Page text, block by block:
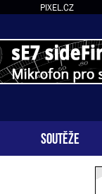
PIXEL.CZ
SOUTĚŽE